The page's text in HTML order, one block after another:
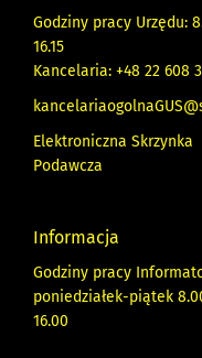
Godziny pracy Urzędu:
16.15
Kancelaria: +48 22 608
Elektroniczna Skrzynka
Podawcza
Informacja
Godziny pracy
poniedziałek-piątek
16.00